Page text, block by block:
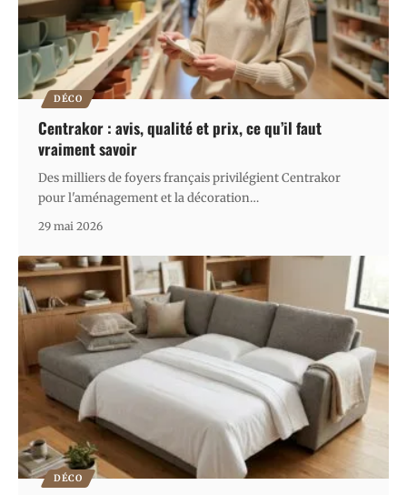
DÉCO
Centrakor : avis, qualité et prix, ce qu’il faut
vraiment savoir
Des milliers de foyers français privilégient Centrakor
pour l'aménagement et la décoration…
29 mai 2026
DÉCO